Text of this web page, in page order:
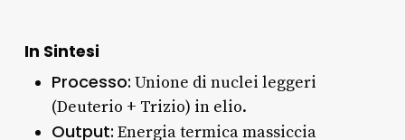
In Sintesi
Processo: Unione di nuclei leggeri
(Deuterio + Trizio) in elio.
Output: Energia termica massiccia